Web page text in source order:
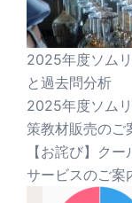
2025年度ソム
と過去問分析
2025年度ソム
策教材販売のご
【お詫び】ク
サービスのご案